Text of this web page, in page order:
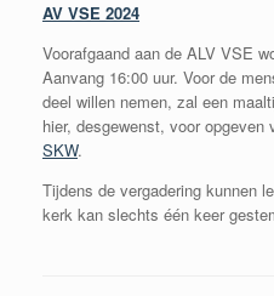
AV VSE 2024
Voorafgaand aan de ALV VSE
Aanvang 16:00 uur. Voor de
deel willen nemen, zal een
hier, desgewenst, voor opgeven
SKW.
Tijdens de vergadering kunnen
kerk kan slechts één keer